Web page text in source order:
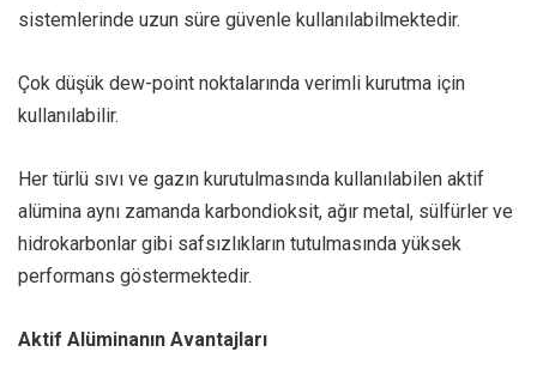
sistemlerinde uzun süre güvenle kullanılabilmektedir.
Çok düşük dew-point noktalarında verimli kurutma için
kullanılabilir.
Her türlü sıvı ve gazın kurutulmasında kullanılabilen aktif
alümina aynı zamanda karbondioksit, ağır metal, sülfürler ve
hidrokarbonlar gibi safsızlıkların tutulmasında yüksek
performans göstermektedir.
Aktif Alüminanın Avantajları